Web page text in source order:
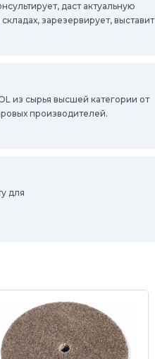
даст актуальную
зарезервирует, выставит
из сырья высшей категории от
производителей.
для